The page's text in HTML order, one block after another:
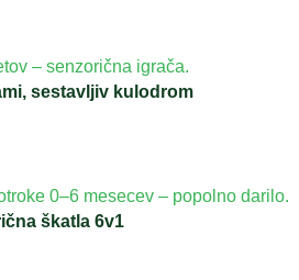
sestavljiv kulodrom
škatla 6v1